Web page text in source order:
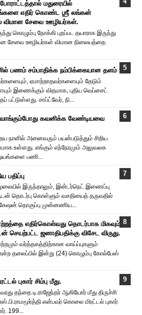
மதுரையில்
எதிர் கொண்ட ஶ்ரீ லங்கன்
சேவை ஊழியர்கள்.
கொழும்பு நோக்கி புறப்பட தயாராக இருந்து
சேவை ஊழியர்கள் விமான நிலையத்தை
பணம் சம்பாதிக்க நம்பிக்கையான தளம்
ஏமாற்றாதவர்களையும் தேடும்
இணைக்கும் விதமாக, புதிய வெப்சைட்
பட்டுள்ளது. சாப்ட்வேர், நி...
கவனிக்க வேண்டியவை
நாளில் அனைவரும் பயன்படுத்தும் சிறிய
உள்ளது. எங்கும் எந்நேரமும் அலுவலக
பணி...
பதிப்பு
இருந்தாலும், இன்டர்நெட் இணைப்பு
தொடர்பு கொள்ளும் வசதியைத் தருவதில்
தொகுப்பு முன்னணிய...
எதிர்கொள்வது தொடர்பாக மிகவும்
செயற்பட்ட ஜனாதிபதிக்கு விசேட விருது.
வர்த்தகத்திற்கான வாய்ப்புகளும்
தலைப்பில் இன்று (24) கொழும்பு கோல்பேஸ்
புகார் சிம்பு மீது.
தந்தை டி.ராஜேந்தர் ஆகியோர் மீது திருச்சி
என்பவர் கொலை மிரட்டல் புகார்
199...